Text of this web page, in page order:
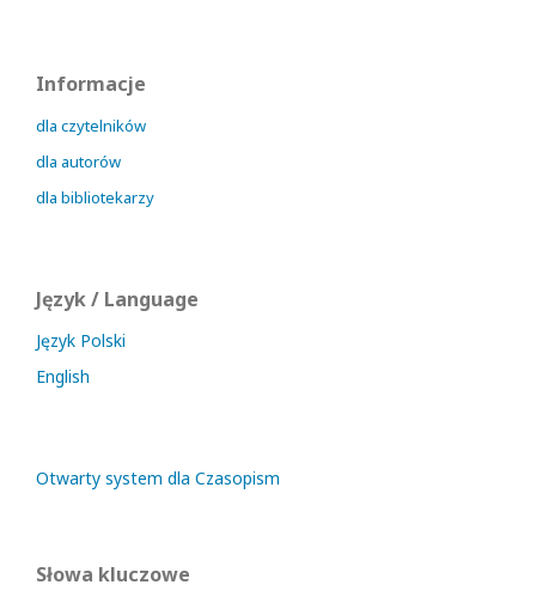
Informacje
dla czytelników
dla autorów
dla bibliotekarzy
Język / Language
Język Polski
English
Otwarty system dla Czasopism
Słowa kluczowe